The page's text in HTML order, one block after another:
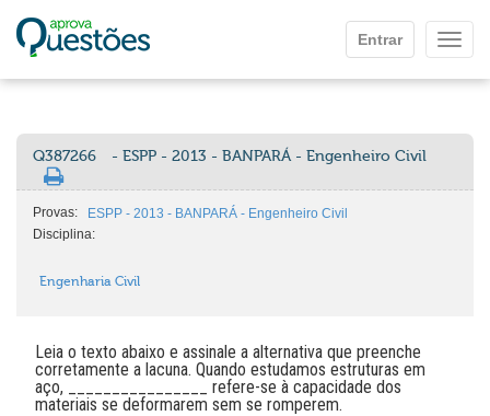
Entrar
Q387266 - ESPP - 2013 - BANPARÁ - Engenheiro Civil
Provas:
ESPP - 2013 - BANPARÁ - Engenheiro Civil
Disciplina:
Engenharia Civil
Leia o texto abaixo e assinale a alternativa que preenche
corretamente a lacuna. Quando estudamos estruturas em
aço, ________________ refere-se à capacidade dos
materiais se deformarem sem se romperem.